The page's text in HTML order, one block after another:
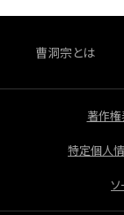
o
o
k
曹洞宗とは
著作権
特定個人
ソ